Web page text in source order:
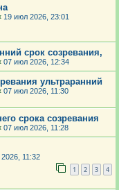
19 июл 2026, 23:01
срок созревания,
07 июл 2026, 12:34
ультраранний
07 июл 2026, 11:30
срока созревания
07 июл 2026, 11:28
11:32
1 2 3 4